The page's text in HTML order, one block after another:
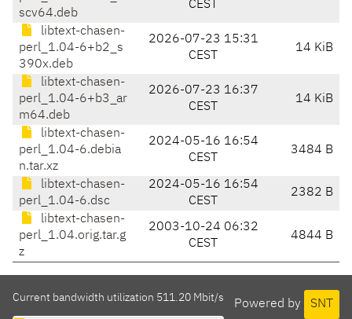
scv64.deb
CEST
libtext-chasen-
perl_1.04-6+b2_s
390x.deb
2026-07-23 15:31
CEST
14 KiB
libtext-chasen-
perl_1.04-6+b3_ar
m64.deb
2026-07-23 16:37
CEST
14 KiB
libtext-chasen-
perl_1.04-6.debia
n.tar.xz
2024-05-16 16:54
CEST
3484 B
libtext-chasen-
perl_1.04-6.dsc
2024-05-16 16:54
CEST
2382 B
libtext-chasen-
perl_1.04.orig.tar.g
z
2003-10-24 06:32
CEST
4844 B
Powered by SNT
Current bandwidth utilization 511.20 Mbit/s